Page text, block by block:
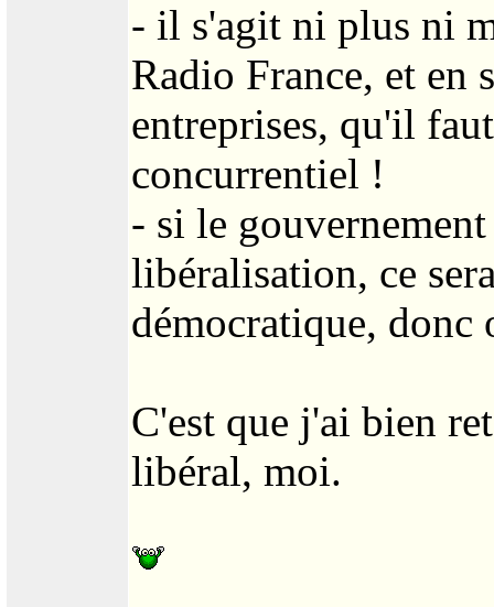
- il s'agit ni plus ni
Radio France, et en
entreprises, qu'il
concurrentiel !
- si le
libéralisation, ce
démocratique, donc
C'est que j'ai bien
libéral, moi.